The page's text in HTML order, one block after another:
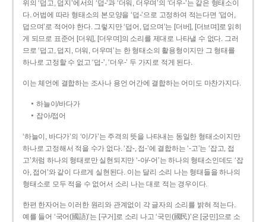
위의 ‘덥고, 덥지’에서의 ‘덥-­’과 ‘더워, 더우며’의 ‘더우-­’는 같은 형태소이
다. 어법에 따라 형태소의 본모양을 ‘덥-­’으로 고정하여 적는다면 ‘덥어,
덥으며’로 적어야 한다. 그렇지만 ‘덥어, 덥으며’는 [더버], [더브며]로 읽히
게 되므로 표준어 [더워], [더우며]의 소리를 제대로 나타낼 수 없다. 그러
므로 ‘덥고, 덥지, 더워, 더우며’는 한 형태소의 활용형이지만 그 형태를
하나로 고정할 수 없고 ‘덥-’, ‘더우-’ 두 가지로 적게 된다.
이는 체언에 결합하는 조사나 용언 어간에 결합하는 어미도 마찬가지다.
하늘이/바다가
잡아/접어
‘하늘이, 바다가’의 ‘이/가’는 주격의 뜻을 나타내는 동일한 형태소이지만
하나로 고정해서 적을 수가 없다. ‘잡-, 접-’에 결합하는 ‘-고’는 ‘잡고, 접
고’처럼 하나의 형태로만 실현되지만 ‘-아/-어’는 하나의 형태소인데도 ‘잡
아, 접어’와 같이 다르게 실현된다. 이는 달리 소리 나는 형태들을 하나의
형태소로 모두 적을 수 없어서 소리 나는 대로 적는 경우이다.
한편 한자어는 이러한 원리와 관계없이 각 글자의 소리를 밝혀 적는다.
예를 들어 ‘국어(國語)’는 [구거]로 소리 나고 ‘국민(國民)’은 [궁민]으로 소